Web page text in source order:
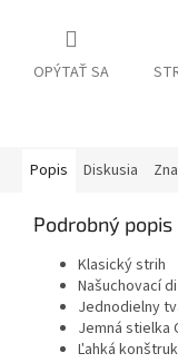
OPÝTAŤ SA
Popis Diskusia
Podrobný popis
Klasický strih
Našuchovací
Jednodielny
Jemná stielka
Ľahká